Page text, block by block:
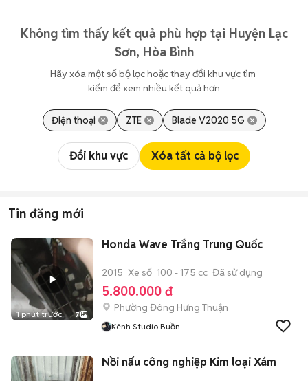
Không tìm thấy kết quả phù hợp tại Huyện Lạc
Sơn, Hòa Bình
Hãy xóa một số bộ lọc hoặc thay đổi khu vực tìm
kiếm để xem nhiều kết quả hơn
Điện thoại ZTE Blade V2020 5G
Đổi khu vực Xóa tất cả bộ lọc
Tin đăng mới
1 phút trước 7
Honda Wave Trắng Trung Quốc
2015 Xe số 100 - 175 cc Đã sử dụng
5.800.000 đ
Phường Đông Hưng Thuận
Kênh Studio Buồn
Nồi nấu công nghiệp Kim loại Xám